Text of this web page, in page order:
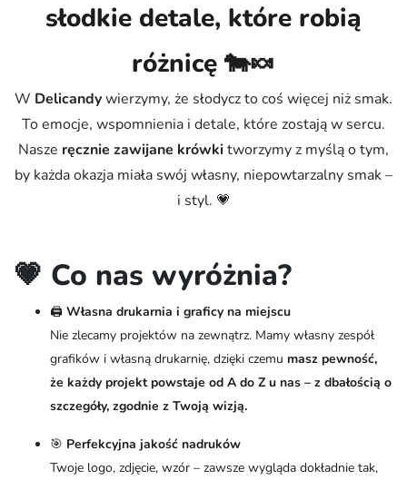
słodkie detale, które robią
różnicę 🐄🍬
W Delicandywierzymy, że słodycz to coś więcej niż smak.
To emocje, wspomnienia i detale, które zostają w sercu.
Nasze ręcznie zawijane krówkitworzymy z myślą o tym,
by każda okazja miała swój własny, niepowtarzalny smak –
i styl. 💗
💗 Co nas wyróżnia?
🖨️ Własna drukarnia i graficy na miejscu
Nie zlecamy projektów na zewnątrz. Mamy własny zespół
grafików i własną drukarnię, dzięki czemu masz pewność,
że każdy projekt powstaje od A do Z u nas – z dbałością o
szczegóły, zgodnie z Twoją wizją.
🎯 Perfekcyjna jakość nadruków
Twoje logo, zdjęcie, wzór – zawsze wygląda dokładnie tak,